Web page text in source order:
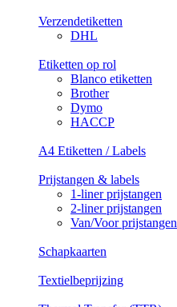
Verzendetiketten
DHL
Etiketten op rol
Blanco etiketten
Brother
Dymo
HACCP
A4 Etiketten / Labels
Prijstangen & labels
1-liner prijstangen
2-liner prijstangen
Van/Voor prijstangen
Schapkaarten
Textielbeprijzing